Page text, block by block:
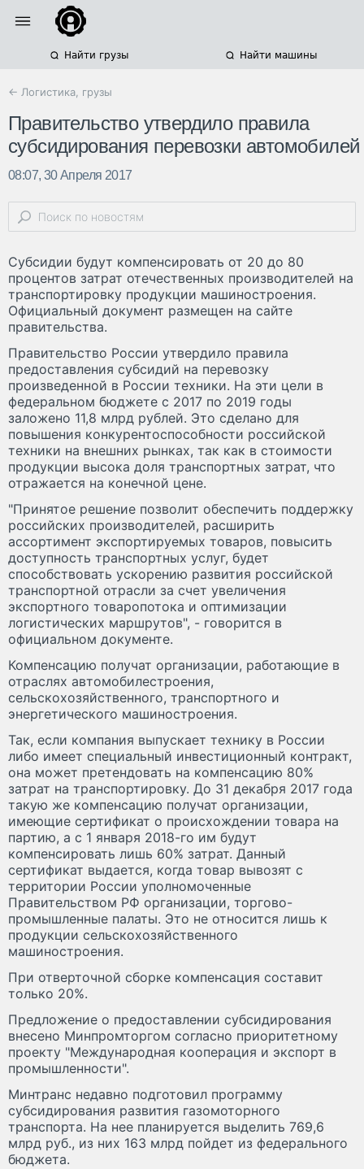
Найти грузы Найти машины
← Логистика, грузы
Правительство утвердило правила
субсидирования перевозки автомобилей
08:07, 30 Апреля 2017
Субсидии будут компенсировать от 20 до 80
процентов затрат отечественных производителей на
транспортировку продукции машиностроения.
Официальный документ размещен на сайте
правительства.
Правительство России утвердило правила
предоставления субсидий на перевозку
произведенной в России техники. На эти цели в
федеральном бюджете с 2017 по 2019 годы
заложено 11,8 млрд рублей. Это сделано для
повышения конкурентоспособности российской
техники на внешних рынках, так как в стоимости
продукции высока доля транспортных затрат, что
отражается на конечной цене.
"Принятое решение позволит обеспечить поддержку
российских производителей, расширить
ассортимент экспортируемых товаров, повысить
доступность транспортных услуг, будет
способствовать ускорению развития российской
транспортной отрасли за счет увеличения
экспортного товаропотока и оптимизации
логистических маршрутов", - говорится в
официальном документе.
Компенсацию получат организации, работающие в
отраслях автомобилестроения,
сельскохозяйственного, транспортного и
энергетического машиностроения.
Так, если компания выпускает технику в России
либо имеет специальный инвестиционный контракт,
она может претендовать на компенсацию 80%
затрат на транспортировку. До 31 декабря 2017 года
такую же компенсацию получат организации,
имеющие сертификат о происхождении товара на
партию, а с 1 января 2018-го им будут
компенсировать лишь 60% затрат. Данный
сертификат выдается, когда товар вывозят с
территории России уполномоченные
Правительством РФ организации, торгово-
промышленные палаты. Это не относится лишь к
продукции сельскохозяйственного
машиностроения.
При отверточной сборке компенсация составит
только 20%.
Предложение о предоставлении субсидирования
внесено Минпромторгом согласно приоритетному
проекту "Международная кооперация и экспорт в
промышленности".
Минтранс недавно подготовил программу
субсидирования развития газомоторного
транспорта. На нее планируется выделить 769,6
млрд руб., из них 163 млрд пойдет из федерального
бюджета.